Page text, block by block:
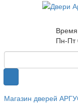
Пн-Пт
Магазин дверей